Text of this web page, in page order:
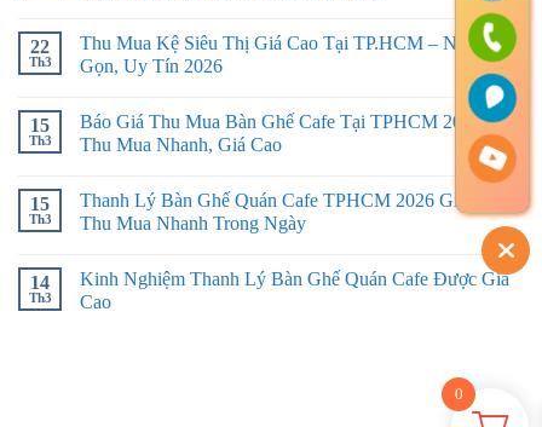
22
Th3
Thu Mua Kệ Siêu Thị Giá Cao Tại TP.HCM – Nhanh
Gọn, Uy Tín 2026
15
Th3
Báo Giá Thu Mua Bàn Ghế Cafe Tại TPHCM 2026 –
Thu Mua Nhanh, Giá Cao
15
Th3
Thanh Lý Bàn Ghế Quán Cafe TPHCM 2026 Giá Tốt –
Thu Mua Nhanh Trong Ngày
14
Th3
Kinh Nghiệm Thanh Lý Bàn Ghế Quán Cafe Được Giá
Cao
0